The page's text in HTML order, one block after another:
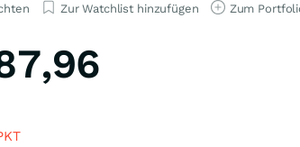
Zur Watchlist hinzufügen Zum